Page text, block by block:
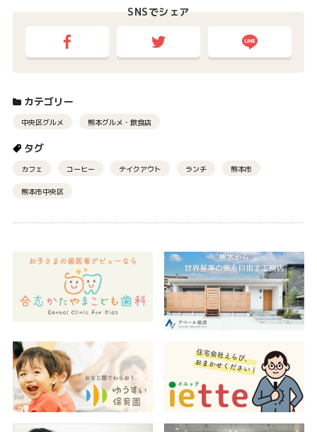
SNSでシェア
カテゴリー
中央区グルメ 熊本グルメ・飲食店
タグ
カフェ コーヒー テイクアウト ランチ 熊本市
熊本市中央区